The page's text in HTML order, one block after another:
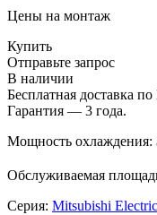
Цены на монтаж
Купить
Отправьте запрос
В наличии
Бесплатная доставка
Гарантия — 3 года.
Мощность охлаждения:
Обслуживаемая
Серия: Mitsubishi